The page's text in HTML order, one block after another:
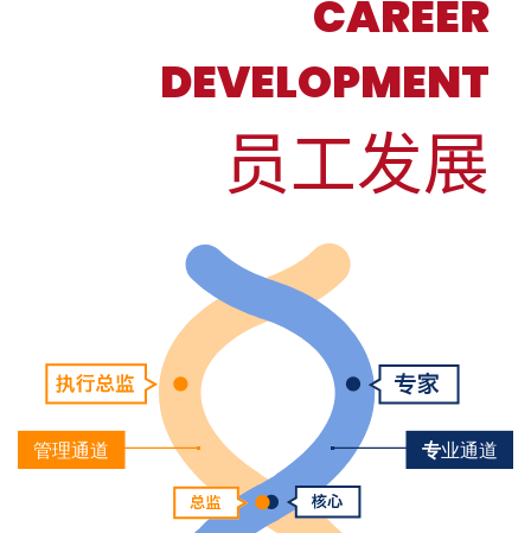
CAREER
DEVELOPMENT
员工发展